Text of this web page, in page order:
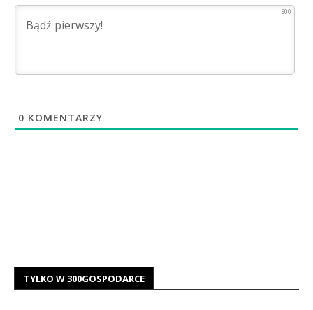
500
0 KOMENTARZY
TYLKO W 300GOSPODARCE